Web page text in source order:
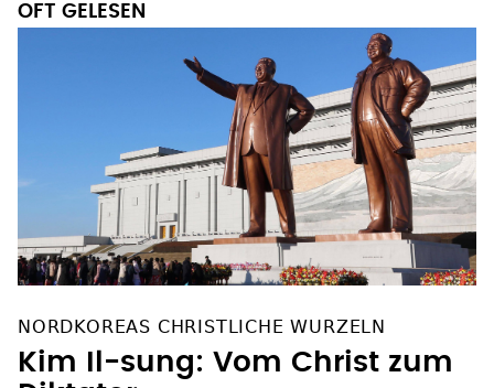
OFT GELESEN
NORDKOREAS CHRISTLICHE WURZELN
Kim Il-sung: Vom Christ zum